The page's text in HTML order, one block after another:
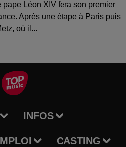
pape Léon XIV fera son premier
Après une étape à Paris puis
où il...
INFOS
CASTING